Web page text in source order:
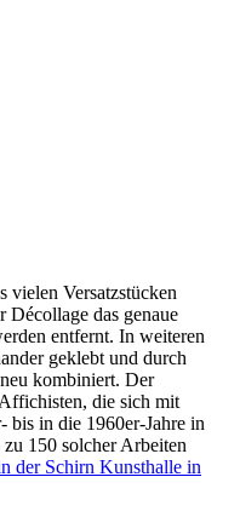
vielen Versatzstücken
Décollage das genaue
entfernt. In weiteren
geklebt und durch
kombiniert. Der
die sich mit
bis in die 1960er-Jahre in
150 solcher Arbeiten
der Schirn Kunsthalle in